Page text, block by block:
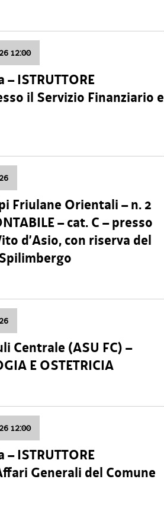
12:00
ISTRUTTORE
il Servizio Finanziario e
Friulane Orientali – n. 2
– cat. C – presso
d’Asio, con riserva del
Centrale (ASU FC) –
E OSTETRICIA
12:00
ISTRUTTORE
Generali del Comune